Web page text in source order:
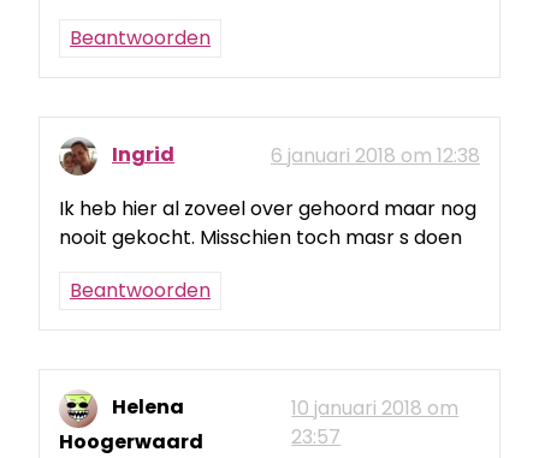
Beantwoorden
Ingrid
6 januari 2018 om 12:38
Ik heb hier al zoveel over gehoord maar nog
nooit gekocht. Misschien toch masr s doen
Beantwoorden
Helena
Hoogerwaard
10 januari 2018 om
23:57